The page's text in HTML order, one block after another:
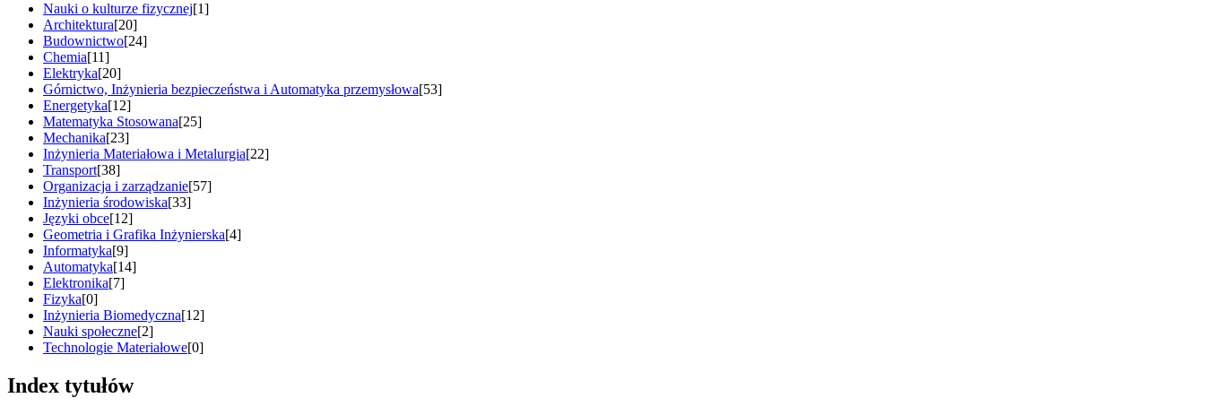
Nauki o kulturze fizycznej[1]
Architektura[20]
Budownictwo[24]
Chemia[11]
Elektryka[20]
Górnictwo, Inżynieria bezpieczeństwa i Automatyka przemysłowa[53]
Energetyka[12]
Matematyka Stosowana[25]
Mechanika[23]
Inżynieria Materiałowa i Metalurgia[22]
Transport[38]
Organizacja i zarządzanie[57]
Inżynieria środowiska[33]
Języki obce[12]
Geometria i Grafika Inżynierska[4]
Informatyka[9]
Automatyka[14]
Elektronika[7]
Fizyka[0]
Inżynieria Biomedyczna[12]
Nauki społeczne[2]
Technologie Materiałowe[0]
Index tytułów